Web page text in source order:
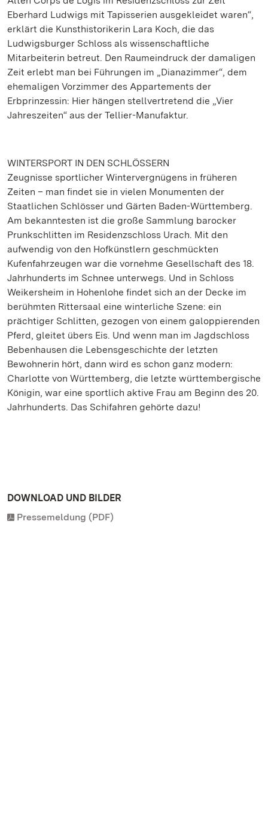
Eberhard Ludwigs mit Tapisserien ausgekleidet waren“,
erklärt die Kunsthistorikerin Lara Koch, die das
Ludwigsburger Schloss als wissenschaftliche
Mitarbeiterin betreut. Den Raumeindruck der damaligen
Zeit erlebt man bei Führungen im „Dianazimmer“, dem
ehemaligen Vorzimmer des Appartements der
Erbprinzessin: Hier hängen stellvertretend die „Vier
Jahreszeiten“ aus der Tellier-Manufaktur.
WINTERSPORT IN DEN SCHLÖSSERN
Zeugnisse sportlicher Wintervergnügens in früheren
Zeiten – man findet sie in vielen Monumenten der
Staatlichen Schlösser und Gärten Baden-Württemberg.
Am bekanntesten ist die große Sammlung barocker
Prunkschlitten im Residenzschloss Urach. Mit den
aufwendig von den Hofkünstlern geschmückten
Kufenfahrzeugen war die vornehme Gesellschaft des 18.
Jahrhunderts im Schnee unterwegs. Und in Schloss
Weikersheim in Hohenlohe findet sich an der Decke im
berühmten Rittersaal eine winterliche Szene: ein
prächtiger Schlitten, gezogen von einem galoppierenden
Pferd, gleitet übers Eis. Und wenn man im Jagdschloss
Bebenhausen die Lebensgeschichte der letzten
Bewohnerin hört, dann wird es schon ganz modern:
Charlotte von Württemberg, die letzte württembergische
Königin, war eine sportlich aktive Frau am Beginn des 20.
Jahrhunderts. Das Schifahren gehörte dazu!
DOWNLOAD UND BILDER
Pressemeldung (PDF)